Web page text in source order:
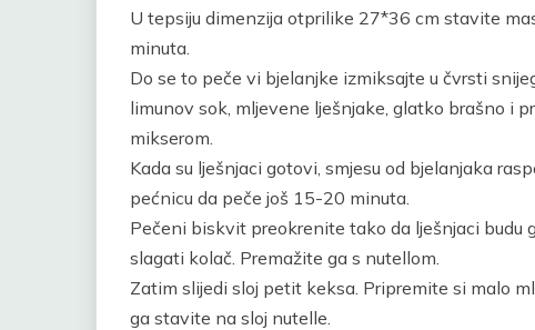
U tepsiju dimenzija otprilike 27*36 cm stavite
minuta.
Do se to peče vi bjelanjke izmiksajte u čvrsti
limunov sok, mljevene lješnjake, glatko brašno i
mikserom.
Kada su lješnjaci gotovi, smjesu od bjelanjaka
pećnicu da peče još 15-20 minuta.
Pečeni biskvit preokrenite tako da lješnjaci budu
slagati kolač. Premažite ga s nutellom.
Zatim slijedi sloj petit keksa. Pripremite si malo
ga stavite na sloj nutelle.